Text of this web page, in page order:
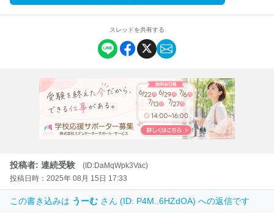
スレッドを共有する
投稿者: 連続受験
(ID:DaMqWpk3Vac)
投稿日時：2025年 08月 15日 17:33
この書き込みは うーむ さん (ID: P4M..6HZdOA) への返信です